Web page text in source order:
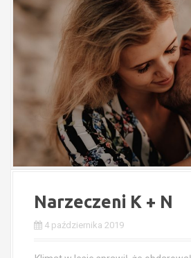
Narzeczeni K + N
4 października 2019